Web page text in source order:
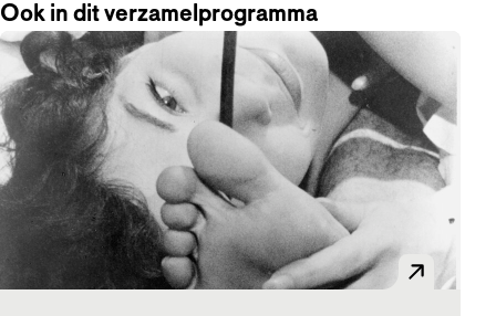
Ook in dit verzamelprogramma